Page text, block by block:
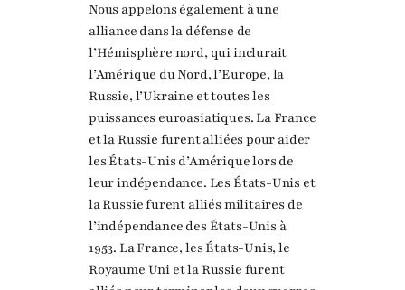
Nous appelons également à une
alliance dans la défense de
l’Hémisphère nord, qui inclurait
l’Amérique du Nord, l’Europe, la
Russie, l’Ukraine et toutes les
puissances euroasiatiques. La France
et la Russie furent alliées pour aider
les États-Unis d’Amérique lors de
leur indépendance. Les États-Unis et
la Russie furent alliés militaires de
l’indépendance des États-Unis à
1953. La France, les États-Unis, le
Royaume Uni et la Russie furent